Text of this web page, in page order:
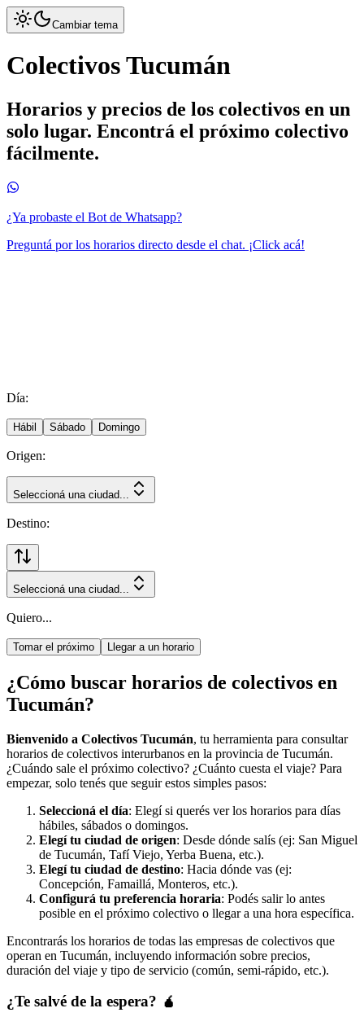
Cambiar tema
Colectivos Tucumán
Horarios y precios de los colectivos en un
solo lugar. Encontrá el próximo colectivo
fácilmente.
¿Ya probaste el Bot de Whatsapp?
Preguntá por los horarios directo desde el chat. ¡Click acá!
Día:
Hábil Sábado Domingo
Origen:
Seleccioná una ciudad...
Destino:
Seleccioná una ciudad...
Quiero...
Tomar el próximo Llegar a un horario
¿Cómo buscar horarios de colectivos en
Tucumán?
Bienvenido a Colectivos Tucumán, tu herramienta para consultar
horarios de colectivos interurbanos en la provincia de Tucumán.
¿Cuándo sale el próximo colectivo? ¿Cuánto cuesta el viaje? Para
empezar, solo tenés que seguir estos simples pasos:
Seleccioná el día: Elegí si querés ver los horarios para días
hábiles, sábados o domingos.
Elegí tu ciudad de origen: Desde dónde salís (ej: San Miguel
de Tucumán, Tafí Viejo, Yerba Buena, etc.).
Elegí tu ciudad de destino: Hacia dónde vas (ej:
Concepción, Famaillá, Monteros, etc.).
Configurá tu preferencia horaria: Podés salir lo antes
posible en el próximo colectivo o llegar a una hora específica.
Encontrarás los horarios de todas las empresas de colectivos que
operan en Tucumán, incluyendo información sobre precios,
duración del viaje y tipo de servicio (común, semi-rápido, etc.).
¿Te salvé de la espera? 🧉